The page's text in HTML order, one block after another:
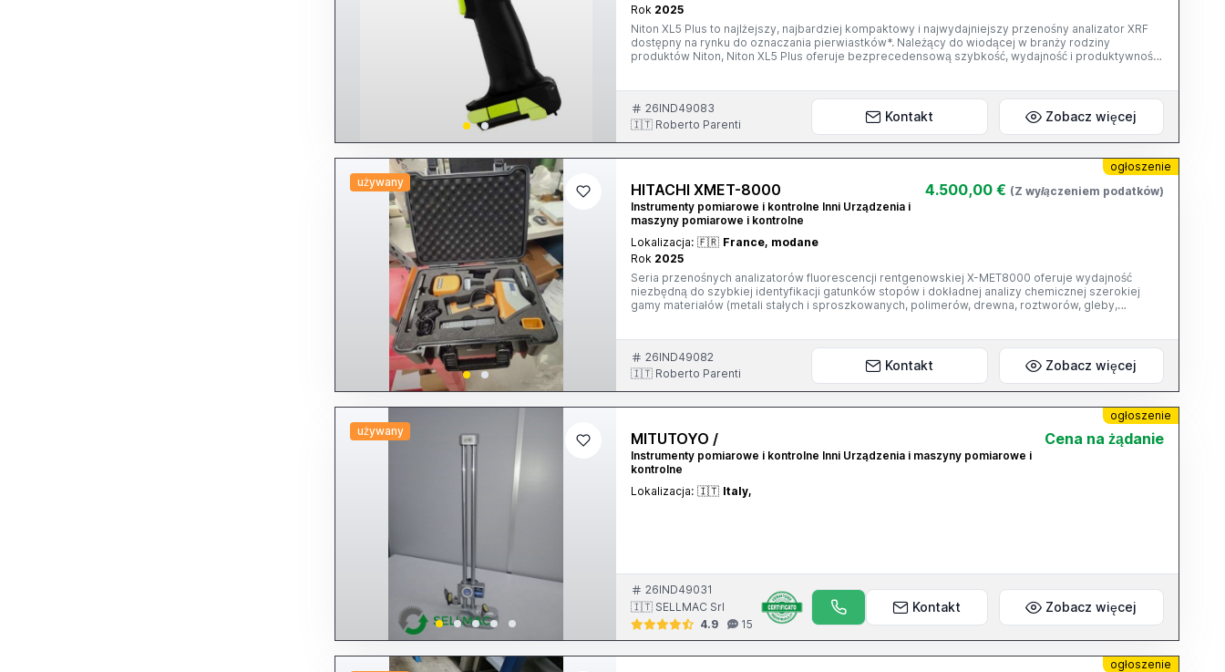
Rok 2025
Niton XL5 Plus to najlżejszy, najbardziej kompaktowy i najwydajniejszy przenośny analizator XRF
dostępny na rynku do oznaczania pierwiastków*. Należący do wiodącej w branży rodziny
produktów Niton, Niton XL5 Plus oferuje bezprecedensową szybkość, wydajność i produktywność
Rozszerzone zastosowania Zwiększona produktywność Inteligentna technologia Skontaktuj się z
nami już dziś, aby uzyskać wycenę WhatsApp: +33 758 56 21 59 Telegram: @gwares3
26IND49083
🇮🇹 Roberto Parenti
Kontakt Zobacz więcej
używany
ogłoszenie
HITACHI XMET-8000
Instrumenty pomiarowe i kontrolne Inni Urządzenia i
maszyny pomiarowe i kontrolne
4.500,00 € (Z wyłączeniem podatków)
Lokalizacja: 🇫🇷 France, modane
Rok 2025
Seria przenośnych analizatorów fluorescencji rentgenowskiej X-MET8000 oferuje wydajność
niezbędną do szybkiej identyfikacji gatunków stopów i dokładnej analizy chemicznej szerokiej
gamy materiałów (metali stałych i sproszkowanych, polimerów, drewna, roztworów, gleby,
niskie koszty eksploatacji Łatwość obsługi Zaawansowane zarządzanie danymi Doskonała
ergonomia Skontaktuj się z nami już dziś, aby uzyskać wycenę WhatsApp: +33 758 56 21 59
Telegram: @gwares3
26IND49082
🇮🇹 Roberto Parenti
Kontakt Zobacz więcej
używany
ogłoszenie
MITUTOYO /
Instrumenty pomiarowe i kontrolne Inni Urządzenia i maszyny pomiarowe i
kontrolne
Cena na żądanie
Lokalizacja: 🇮🇹 Italy,
26IND49031
🇮🇹 SELLMAC Srl
4.9
15
Kontakt Zobacz więcej
ogłoszenie